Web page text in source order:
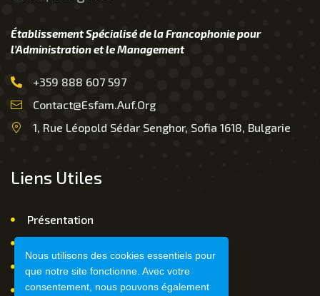
Nous utilisons des cookies essentiels pour
que notre site fonctionne. Avec votre
consentement, nous pouvons également
Établissement Spécialisé de la Francophonie pour
l’Administration et le Management
+359 888 607 597
Contact@esfam.auf.org
1, Rue Léopold Sédar Senghor, Sofia 1618, Bulgarie
Liens Utiles
Présentation
FAQ
Mentions légales